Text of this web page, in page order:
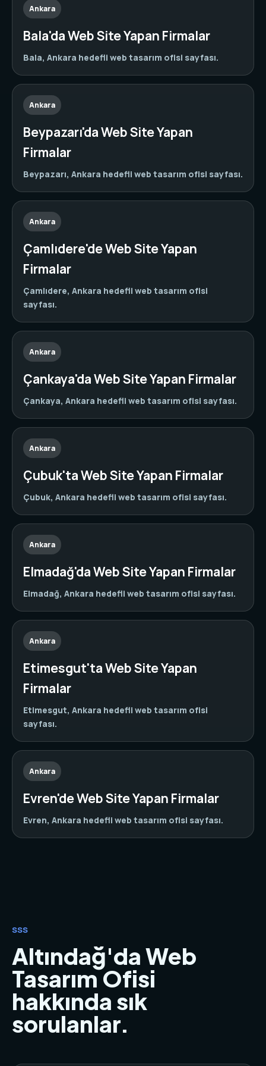
Ankara
Bala'da Web Site Yapan Firmalar
Bala, Ankara hedefli web tasarım ofisi sayfası.
Ankara
Beypazarı'da Web Site Yapan
Firmalar
Beypazarı, Ankara hedefli web tasarım ofisi sayfası.
Ankara
Çamlıdere'de Web Site Yapan
Firmalar
Çamlıdere, Ankara hedefli web tasarım ofisi
sayfası.
Ankara
Çankaya'da Web Site Yapan Firmalar
Çankaya, Ankara hedefli web tasarım ofisi sayfası.
Ankara
Çubuk'ta Web Site Yapan Firmalar
Çubuk, Ankara hedefli web tasarım ofisi sayfası.
Ankara
Elmadağ'da Web Site Yapan Firmalar
Elmadağ, Ankara hedefli web tasarım ofisi sayfası.
Ankara
Etimesgut'ta Web Site Yapan
Firmalar
Etimesgut, Ankara hedefli web tasarım ofisi
sayfası.
Ankara
Evren'de Web Site Yapan Firmalar
Evren, Ankara hedefli web tasarım ofisi sayfası.
SSS
Altındağ'da Web
Tasarım Ofisi
hakkında sık
sorulanlar.